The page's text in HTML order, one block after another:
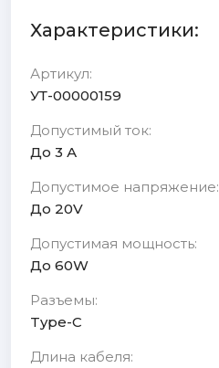
Характеристики:
Артикул:
УТ-00000159
Допустимый ток:
До 3 А
Допустимое напряжение:
До 20V
Допустимая мощность:
До 60W
Разъемы:
Type-C
Длина кабеля: